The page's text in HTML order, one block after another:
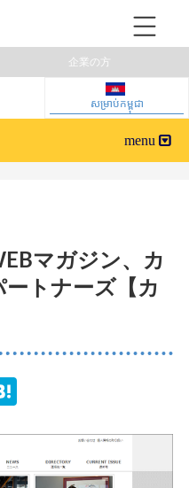
សម្រាប់កម្ពុជា
企業の方
マガジン、カ
トナーズ【カ